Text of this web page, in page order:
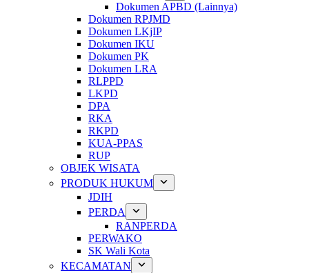
Dokumen APBD (Lainnya)
Dokumen RPJMD
Dokumen LKjIP
Dokumen IKU
Dokumen PK
Dokumen LRA
RLPPD
LKPD
DPA
RKA
RKPD
KUA-PPAS
RUP
OBJEK WISATA
PRODUK HUKUM
JDIH
PERDA
RANPERDA
PERWAKO
SK Wali Kota
KECAMATAN